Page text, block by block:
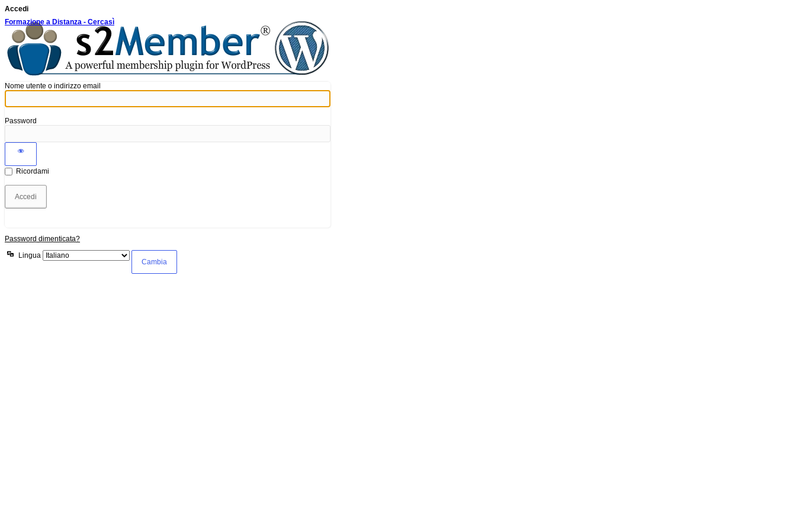
Accedi
Formazione a Distanza - Cercasì
Nome utente o indirizzo email
Password
Ricordami
Password dimenticata?
Lingua